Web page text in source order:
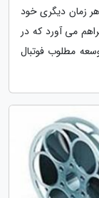
زمان دیگری خود
می آورد که در
مطلوب فوتبال